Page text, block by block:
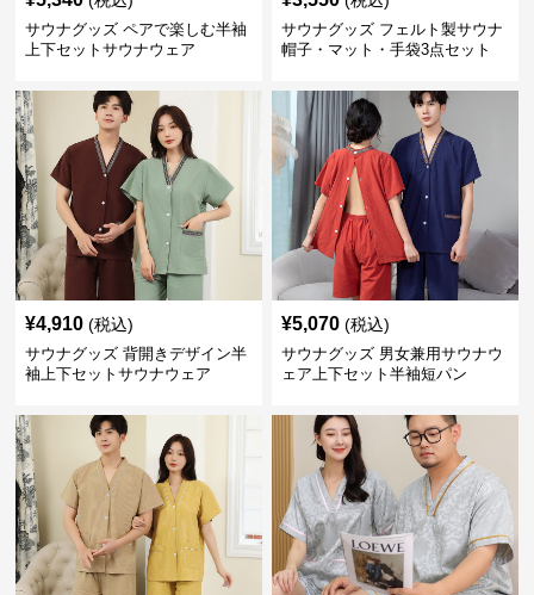
サウナグッズ ペアで楽しむ半袖
上下セットサウナウェア
サウナグッズ フェルト製サウナ
帽子・マット・手袋3点セット
¥4,910 (税込)
サウナグッズ 背開きデザイン半
袖上下セットサウナウェア
¥5,070 (税込)
サウナグッズ 男女兼用サウナウ
ェア上下セット半袖短パン